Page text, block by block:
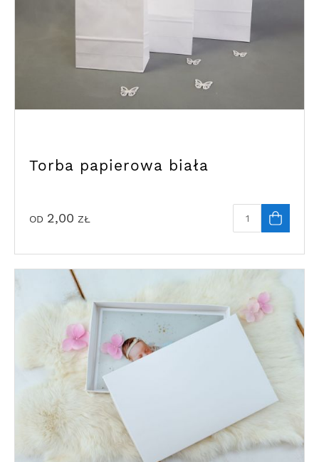
Torba papierowa biała
OD 2,00 ZŁ